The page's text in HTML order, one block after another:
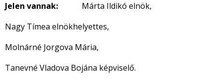
Jelen vannak: Márta Ildikó elnök,
Nagy Tímea elnökhelyettes,
Molnárné Jorgova Mária,
Tanevné Vladova Bojána képviselő.